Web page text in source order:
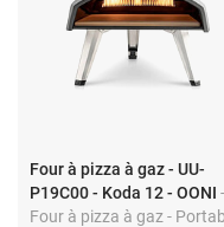
Four à pizza à gaz - UU-
P19C00 - Koda 12 - OONI -
Four à pizza à gaz -